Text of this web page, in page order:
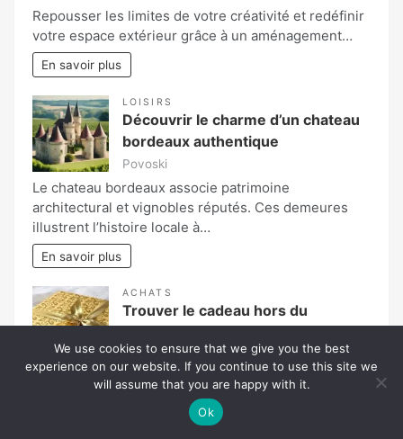
Repousser les limites de votre créativité et redéfinir
votre espace extérieur grâce à un aménagement…
En savoir plus
LOISIRS
Découvrir le charme d’un chateau
bordeaux authentique
Povoski
Le chateau bordeaux associe patrimoine
architectural et vignobles réputés. Ces demeures
illustrent l’histoire locale à…
En savoir plus
ACHATS
Trouver le cadeau hors du
proches
Vous aimerez surprendre un proche ou un ami en lui
offrant un cadeau insolite, original,…
We use cookies to ensure that we give you the best
experience on our website. If you continue to use this site we
will assume that you are happy with it.
Ok